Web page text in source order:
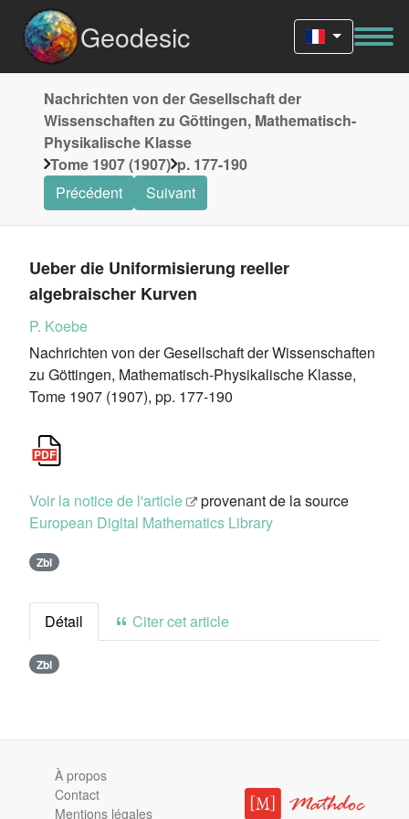
Geodesic
Nachrichten von der Gesellschaft der
Wissenschaften zu Göttingen, Mathematisch-
Physikalische Klasse
Tome 1907 (1907) p. 177-190
Précédent
Suivant
Ueber die Uniformisierung reeller
algebraischer Kurven
P. Koebe
Nachrichten von der Gesellschaft der Wissenschaften
zu Göttingen, Mathematisch-Physikalische Klasse,
Tome 1907 (1907), pp. 177-190
Voir la notice de l'article
provenant de la source
European Digital Mathematics Library
Zbl
Détail Citer cet article
Zbl
À propos
Contact
Mentions légales